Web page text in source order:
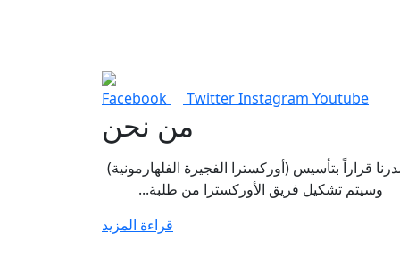
Facebook TwitterInstagram Youtube
من نحن
قراراً بتأسيس (أوركسترا الفجيرة الفلهارمونية)
وسيتم تشكيل فريق الأوركسترا من طلبة...
قراءة المزيد